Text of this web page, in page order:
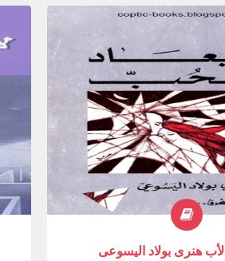
الجحيم و السماء و المطهر نظرية
اين يذهب الانسان بعد الموت ؟
الحب و الانانية . السماء و جهنم
الهالك يقبع في ذاته تشبيهات
لا يقدر لان الخاطئ لا يريد
يدين جهنم و الحرية الخلاف
حول عقيدة المطهر الابدية
اغسطينس الابدية و حياة
مكملة علاقة الزمن بالابدية
الأب هنرى بولاد اليسوعى